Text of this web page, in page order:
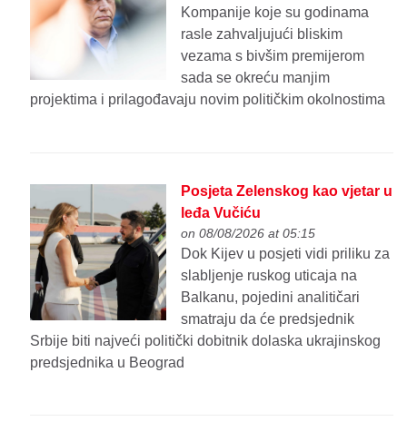
Kompanije koje su godinama
rasle zahvaljujući bliskim
vezama s bivšim premijerom
sada se okreću manjim
projektima i prilagođavaju novim političkim okolnostima
Posjeta Zelenskog kao vjetar u
leđa Vučiću
on 08/08/2026 at 05:15
Dok Kijev u posjeti vidi priliku za
slabljenje ruskog uticaja na
Balkanu, pojedini analitičari
smatraju da će predsjednik
Srbije biti najveći politički dobitnik dolaska ukrajinskog
predsjednika u Beograd